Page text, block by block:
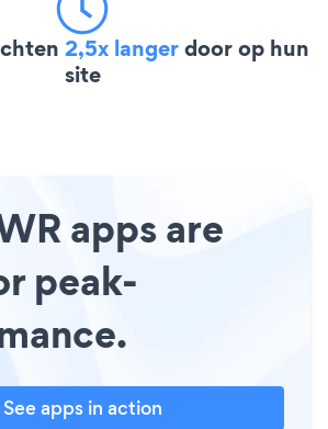
2,5x langerdoor op hun
site
apps are
peak-
See apps in action